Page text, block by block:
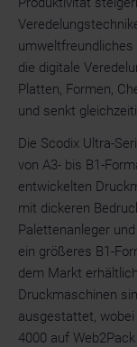
umweltfreundliches
die digitale
Platten, Formen,
und senkt
Die Scodix Ultra-
von A3- bis B1-
entwickelten
mit dickeren
Palettenanleger
ein größeres B1-
dem Markt
Druckmaschinen
ausgestattet,
4000 auf